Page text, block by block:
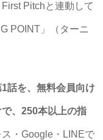
Pitchと連動して
POINT」（ターニ
話を、無料会員向け
、250本以上の指
・Google・LINEで